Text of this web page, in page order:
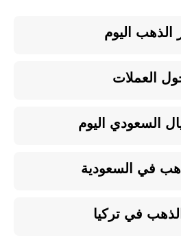
الذهب اليوم
العملات
السعودي اليوم
في السعودية
في تركيا